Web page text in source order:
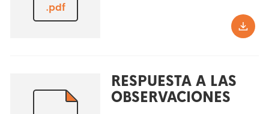
.pdf
RESPUESTA A LAS
OBSERVACIONES